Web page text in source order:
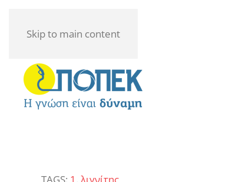
Skip to main content